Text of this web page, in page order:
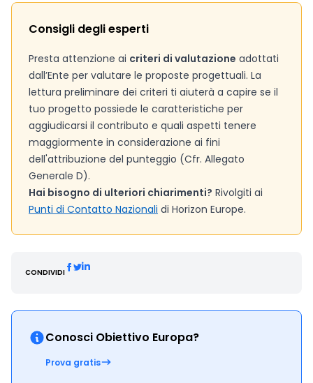
Consigli degli esperti
Presta attenzione ai criteri di valutazione adottati
dall’Ente per valutare le proposte progettuali. La
lettura preliminare dei criteri ti aiuterà a capire se il
tuo progetto possiede le caratteristiche per
aggiudicarsi il contributo e quali aspetti tenere
maggiormente in considerazione ai fini
dell'attribuzione del punteggio (Cfr. Allegato
Generale D).
Hai bisogno di ulteriori chiarimenti? Rivolgiti ai
Punti di Contatto Nazionali di Horizon Europe.
CONDIVIDI
Conosci Obiettivo Europa?
Prova gratis